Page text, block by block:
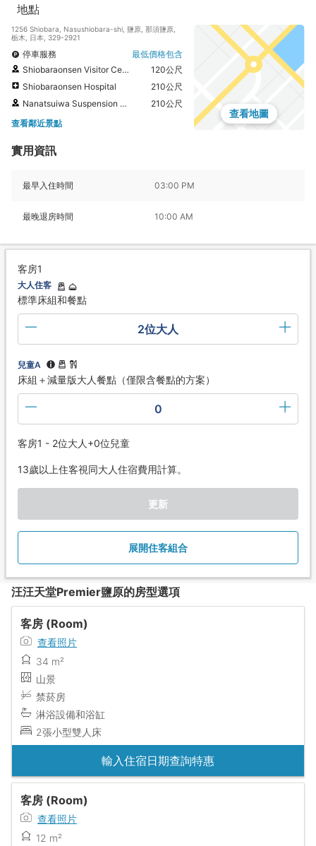
地點
1256 Shiobara, Nasushiobara-shi, 鹽原, 那須鹽原,
栃木, 日本, 329-2921
停車服務
最低價格包含
Shiobaraonsen Visitor Center
120公尺
Shiobaraonsen Hospital
210公尺
Nanatsuiwa Suspension Bridge
210公尺
查看鄰近景點
查看地圖
實用資訊
最早入住時間 03:00 PM
最晚退房時間 10:00 AM
客房1
大人住客
標準床組和餐點
2位大人
兒童A
床組＋減量版大人餐點（僅限含餐點的方案）
0
客房1 - 2位大人+0位兒童
13歲以上住客視同大人住宿費用計算。
更新
展開住客組合
汪汪天堂Premier鹽原的房型選項
客房 (Room)
查看照片
34 m²
山景
禁菸房
淋浴設備和浴缸
2張小型雙人床
輸入住宿日期查詢特惠
客房 (Room)
查看照片
12 m²